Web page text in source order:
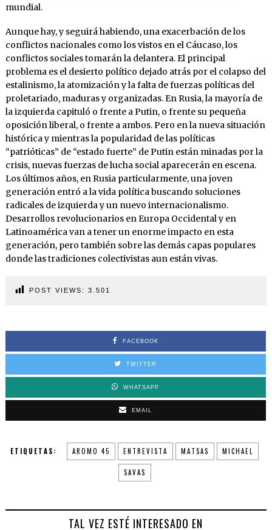
mundial.
Aunque hay, y seguirá habiendo, una exacerbación de los
conflictos nacionales como los vistos en el Cáucaso, los
conflictos sociales tomarán la delantera. El principal
problema es el desierto político dejado atrás por el colapso del
estalinismo, la atomización y la falta de fuerzas políticas del
proletariado, maduras y organizadas. En Rusia, la mayoría de
la izquierda capituló o frente a Putin, o frente su pequeña
oposición liberal, o frente a ambos. Pero en la nueva situación
histórica y mientras la popularidad de las políticas
“patrióticas” de “estado fuerte” de Putin están minadas por la
crisis, nuevas fuerzas de lucha social aparecerán en escena.
Los últimos años, en Rusia particularmente, una joven
generación entró a la vida política buscando soluciones
radicales de izquierda y un nuevo internacionalismo.
Desarrollos revolucionarios en Europa Occidental y en
Latinoamérica van a tener un enorme impacto en esta
generación, pero también sobre las demás capas populares
donde las tradiciones colectivistas aun están vivas.
POST VIEWS: 3.501
FACEBOOK
TWITTER
WHATSAPP
EMAIL
ETIQUETAS: AROMO 45 ENTREVISTA MATSAS MICHAEL
SAVAS
TAL VEZ ESTÉ INTERESADO EN